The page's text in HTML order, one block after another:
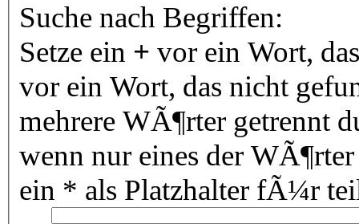
Suche nach Begriffen:
Setze ein + vor ein Wort,
vor ein Wort, das nicht
mehrere WÃ¶rter getrennt
wenn nur eines der
ein * als Platzhalter fÃ¼r